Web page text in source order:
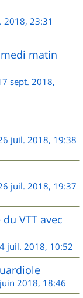
2018, 23:31
matin
sept. 2018,
juil. 2018, 19:38
juil. 2018, 19:37
VTT avec
juil. 2018, 10:52
2018, 18:46